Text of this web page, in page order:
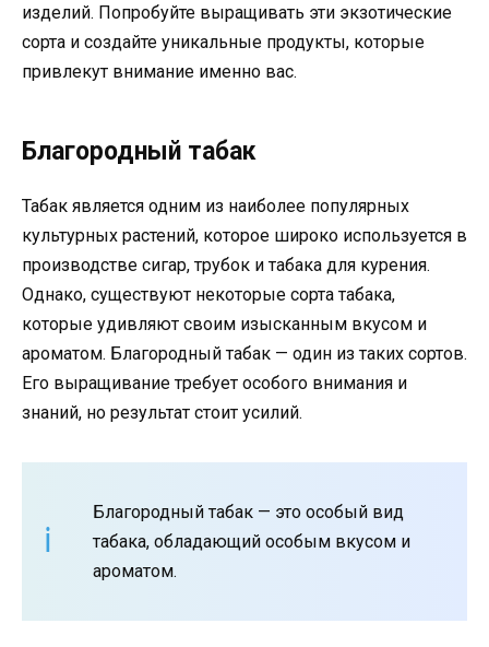
изделий. Попробуйте выращивать эти экзотические
сорта и создайте уникальные продукты, которые
привлекут внимание именно вас.
Благородный табак
Табак является одним из наиболее популярных
культурных растений, которое широко используется в
производстве сигар, трубок и табака для курения.
Однако, существуют некоторые сорта табака,
которые удивляют своим изысканным вкусом и
ароматом. Благородный табак — один из таких сортов.
Его выращивание требует особого внимания и
знаний, но результат стоит усилий.
Благородный табак — это особый вид
табака, обладающий особым вкусом и
ароматом.